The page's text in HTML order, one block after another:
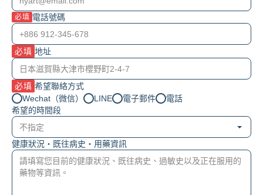
必填 電話號碼
必填 地址
必填 希望聯絡方式
Wechat（微信）
LINE 電子郵件
電話
希望的時間段
健康狀況・既往病史・用藥資訊